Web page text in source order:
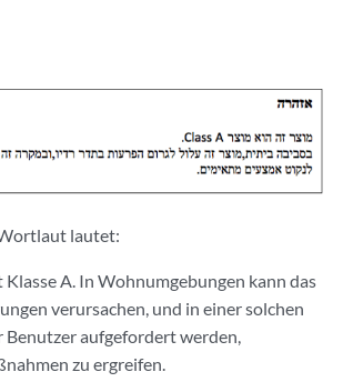
lautet:
A. In Wohnumgebungen kann das
verursachen, und in einer solchen
Benutzer aufgefordert werden,
zu ergreifen.